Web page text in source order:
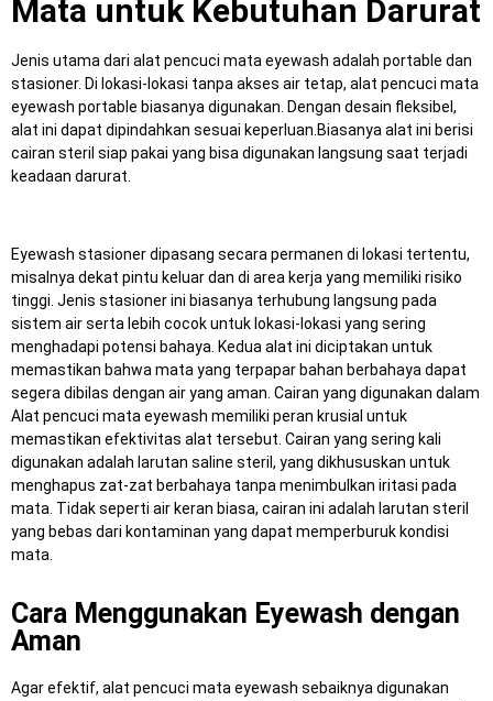
Mata untuk Kebutuhan Darurat
Jenis utama dari alat pencuci mata eyewash adalah portable dan
stasioner. Di lokasi-lokasi tanpa akses air tetap, alat pencuci mata
eyewash portable biasanya digunakan. Dengan desain fleksibel,
alat ini dapat dipindahkan sesuai keperluan. Biasanya alat ini berisi
cairan steril siap pakai yang bisa digunakan langsung saat terjadi
keadaan darurat.
Eyewash stasioner dipasang secara permanen di lokasi tertentu,
misalnya dekat pintu keluar dan di area kerja yang memiliki risiko
tinggi. Jenis stasioner ini biasanya terhubung langsung pada
sistem air serta lebih cocok untuk lokasi-lokasi yang sering
menghadapi potensi bahaya. Kedua alat ini diciptakan untuk
memastikan bahwa mata yang terpapar bahan berbahaya dapat
segera dibilas dengan air yang aman. Cairan yang digunakan dalam
Alat pencuci mata eyewash memiliki peran krusial untuk
memastikan efektivitas alat tersebut. Cairan yang sering kali
digunakan adalah larutan saline steril, yang dikhususkan untuk
menghapus zat-zat berbahaya tanpa menimbulkan iritasi pada
mata. Tidak seperti air keran biasa, cairan ini adalah larutan steril
yang bebas dari kontaminan yang dapat memperburuk kondisi
mata.
Cara Menggunakan Eyewash dengan
Aman
Agar efektif, alat pencuci mata eyewash sebaiknya digunakan